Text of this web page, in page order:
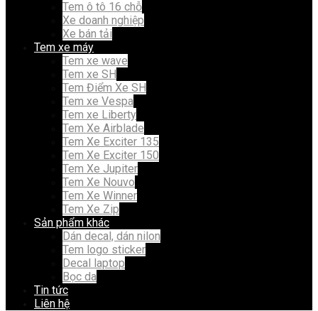
Tem ô tô 16 chỗ
Xe doanh nghiệp
Xe bán tải
Tem xe máy
Tem xe wave
Tem xe SH
Tem Điểm Xe SH
Tem xe Vespa
Tem xe Liberty
Tem Xe Airblade
Tem Xe Exciter 135
Tem Xe Exciter 150
Tem Xe Jupiter
Tem Xe Nouvo
Tem Xe Winner
Tem Xe Zip
Sản phẩm khác
Dán decal, dán nilon
Tem logo sticker
Decal laptop
Bọc da
Tin tức
Liên hệ